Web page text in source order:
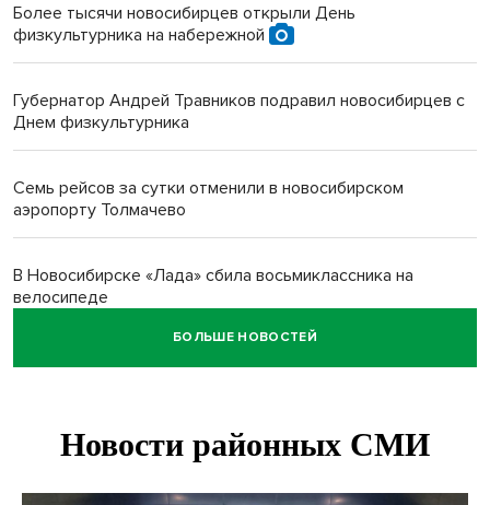
Более тысячи новосибирцев открыли День
физкультурника на набережной
Губернатор Андрей Травников подравил новосибирцев с
Днем физкультурника
Семь рейсов за сутки отменили в новосибирском
аэропорту Толмачево
В Новосибирске «Лада» сбила восьмиклассника на
велосипеде
Новосибирцам назвали точное количество выходных
Годовалый ребёнок оказался заперт в автомобиле в
БОЛЬШЕ НОВОСТЕЙ